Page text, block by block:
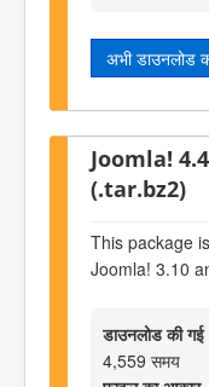
अभी डाउनलोड
Joomla!
(.tar.bz2)
This package
Joomla! 3.10
डाउनलोड की गई
4,559 समय